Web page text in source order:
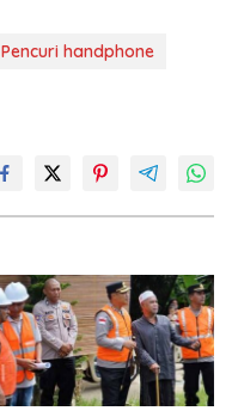
Pencuri handphone